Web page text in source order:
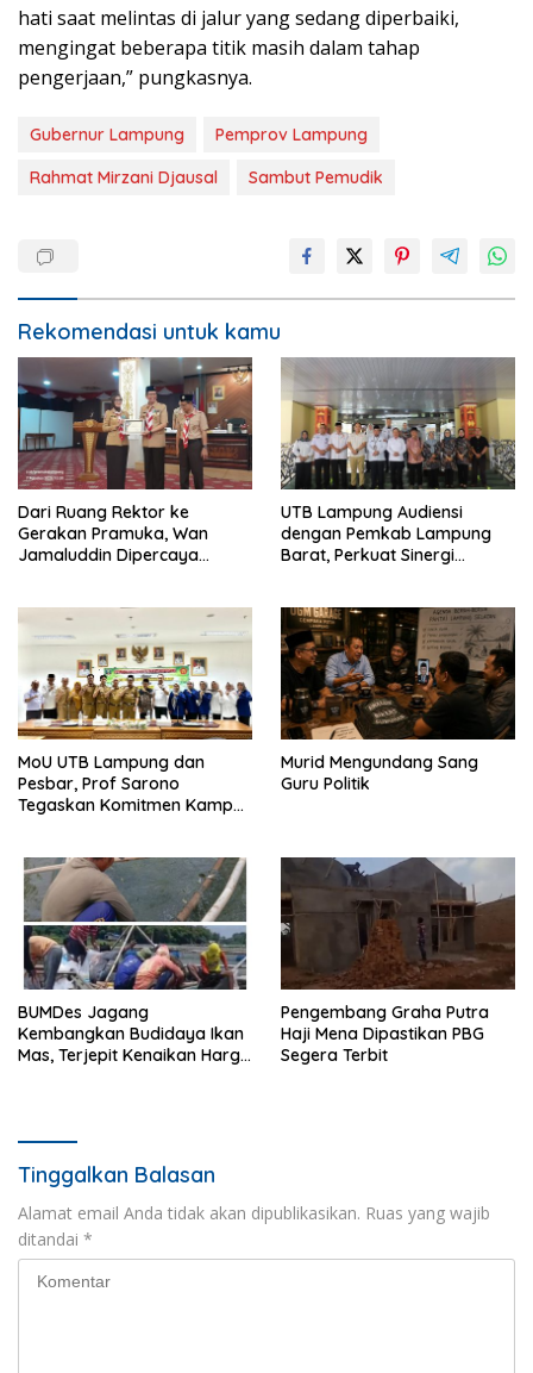
hati saat melintas di jalur yang sedang diperbaiki,
mengingat beberapa titik masih dalam tahap
pengerjaan,” pungkasnya.
Gubernur Lampung
Pemprov Lampung
Rahmat Mirzani Djausal
Sambut Pemudik
Rekomendasi untuk kamu
Dari Ruang Rektor ke
Gerakan Pramuka, Wan
Jamaluddin Dipercaya
UTB Lampung Audiensi
dengan Pemkab Lampung
Barat, Perkuat Sinergi
MoU UTB Lampung dan
Pesbar, Prof Sarono
Tegaskan Komitmen Kampus
Murid Mengundang Sang
Guru Politik
BUMDes Jagang
Kembangkan Budidaya Ikan
Mas, Terjepit Kenaikan Harga
Pengembang Graha Putra
Haji Mena Dipastikan PBG
Segera Terbit
Tinggalkan Balasan
Alamat email Anda tidak akan dipublikasikan. Ruas yang wajib
ditandai *